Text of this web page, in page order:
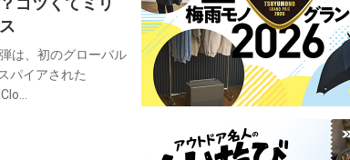
は、初のグローバル
パイアされた